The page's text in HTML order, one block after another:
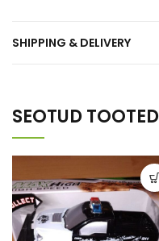
SHIPPING & DELIVERY
SEOTUD TOOTED